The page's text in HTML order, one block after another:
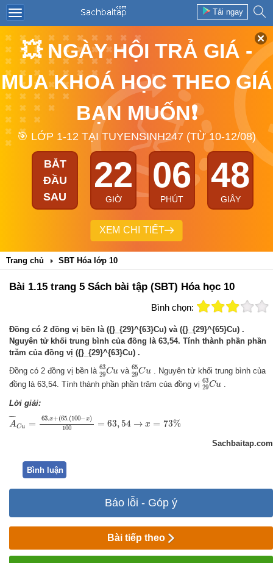
Tải ngay
💥 NGÀY HỘI TRẢ GIÁ -
MUA KHOÁ HỌC THEO GIÁ
BẠN MUỐN❗
🎯 LỚP 1-12 TẠI TUYENSINH247 (TỪ 10-12/08)
BẮT
ĐẦU
SAU
22
GIỜ
06
PHÚT
47
GIÂY
XEM CHI TIẾT
Trang chủ SBT Hóa lớp 10
Bài 1.15 trang 5 Sách bài tập (SBT) Hóa học 10
Bình chọn:
Đồng có 2 đồng vị bền là ({}_{29}^{63}Cu) và ({}_{29}^{65}Cu) .
Nguyên tử khối trung bình của đồng là 63,54. Tính thành phần phần
trăm của đồng vị ({}_{29}^{63}Cu) .
Đồng có 2 đồng vị bền là 63
29Cu
29 63
và65
29Cu
2965
. Nguyên tử khối trung bình của
đồng là 63,54. Tính thành phần phần trăm của đồng vị 63
29Cu
29 63 u
Lời giải:
¯¯¯¯
ACu = 63.x+(65.(100−x)
100
= 63,54 → x = 73%
A¯ 63. x +(65.(100
Sachbaitap.com
Bình luận
Báo lỗi - Góp ý
Bài tiếp theo